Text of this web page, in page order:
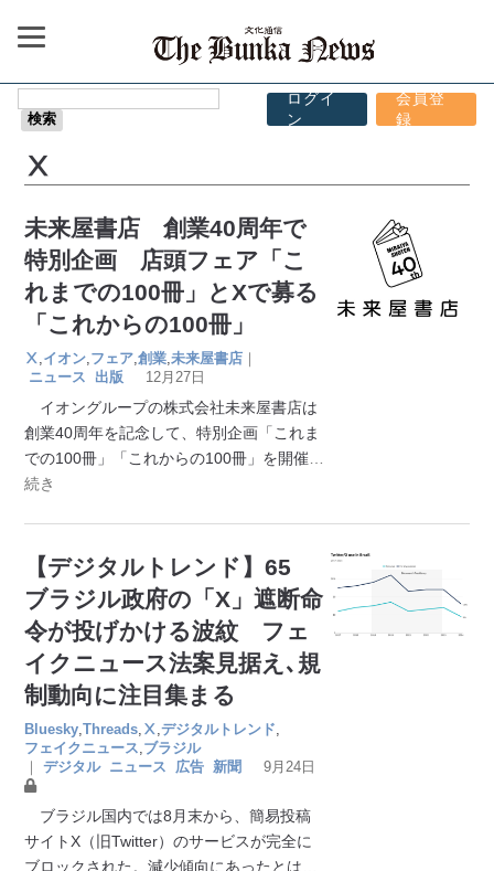
ログイ
ン
会員登
録
Ⅹ
未来屋書店 創業40周年で
特別企画 店頭フェア「こ
れまでの100冊」とXで募る
「これからの100冊」
Ⅹ イオン フェア ,創業 ,未来屋書店 ｜
ニュース
出版 12月27日
イオングループの株式会社未来屋書店は
創業40周年を記念して、特別企画「これま
での100冊」「これからの100冊」を開催
続き
【デジタルトレンド】65
ブラジル政府の「X」遮断命
令が投げかける波紋 フェ
イクニュース法案見据え､規
制動向に注目集まる
Bluesky ,Threads Ⅹ ,デジタルトレンド
フェイクニュース ブラジル
｜
デジタル ニュース 広告 新聞 9月24日
ブラジル国内では8月末から、簡易投稿
サイトX（旧Twitter）のサービスが完全に
ブロックされた。減少傾向にあったとは